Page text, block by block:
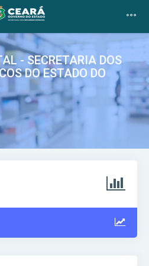
- SECRETARIA DOS
DO ESTADO DO